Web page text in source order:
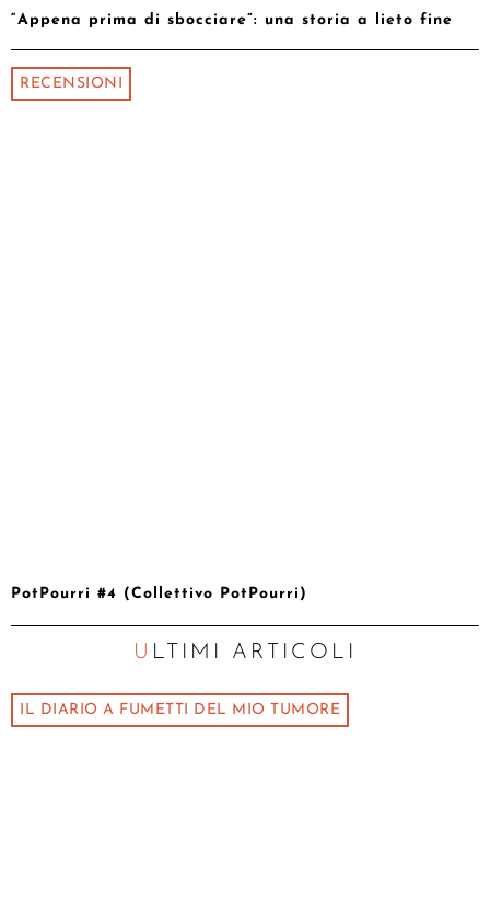
“Appena prima di sbocciare”: una storia a lieto fine
RECENSIONI
PotPourri #4 (Collettivo PotPourri)
ULTIMI ARTICOLI
IL DIARIO A FUMETTI DEL MIO TUMORE